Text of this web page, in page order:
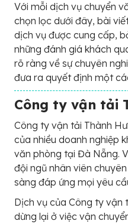
Với mỗi dịch vụ chuyển
chọn lọc dưới đây, bài
dịch vụ được cung cấp,
những đánh giá khách
rõ ràng về sự chuyên
đưa ra quyết định một
Công ty vận tải
Công ty vận tải Thành
của nhiều doanh nghiệp
văn phòng tại Đà Nẵng.
đội ngũ nhân viên
sàng đáp ứng mọi yêu
Dịch vụ của Công ty vận
dừng lại ở việc vận